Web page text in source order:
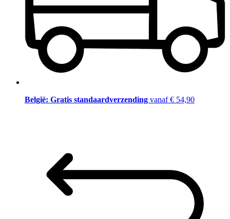
België: Gratis standaardverzending vanaf € 54,90